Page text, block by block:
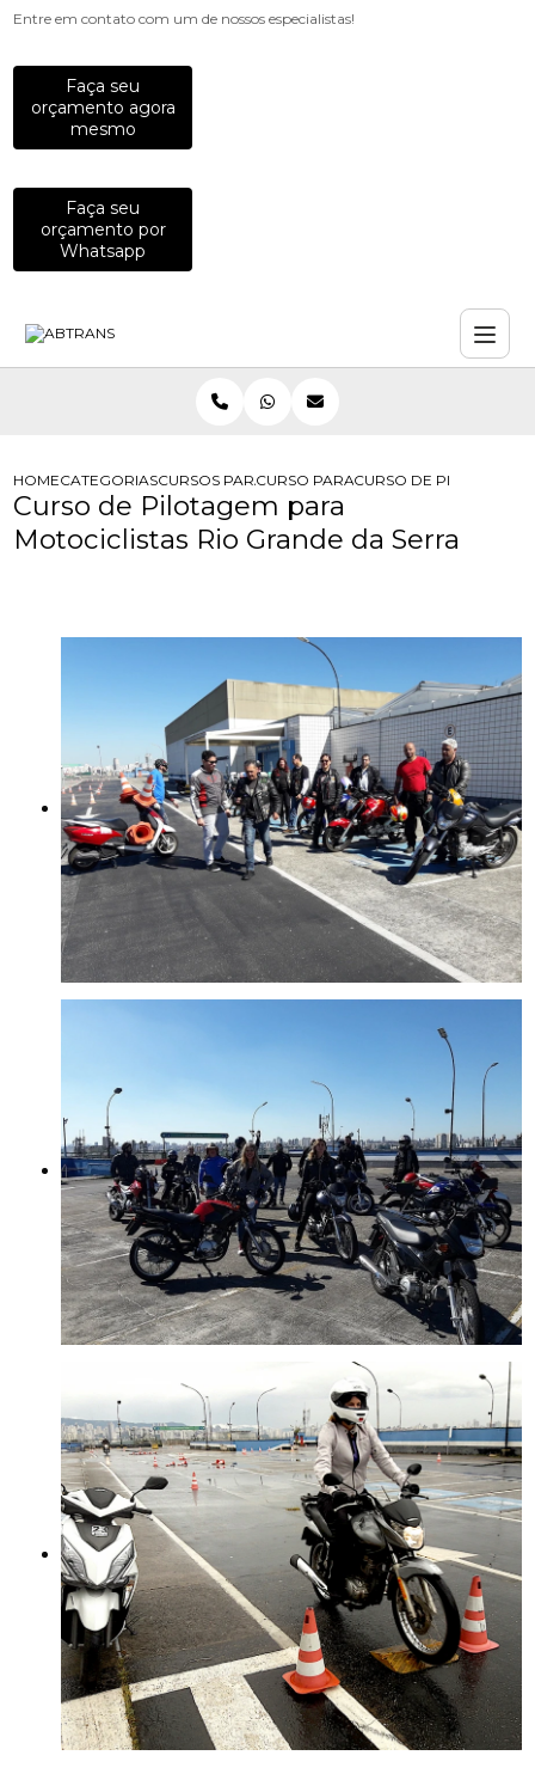
Entre em contato com um de nossos especialistas!
Faça seu
orçamento agora
mesmo
Faça seu
orçamento por
Whatsapp
HOMECATEGORIASCURSOS PARA MOTOCICLISTAS
CURSO PARA MOTOCICLISTA
CURSO DE PILOTAGEM
Curso de Pilotagem para
Motociclistas Rio Grande da Serra